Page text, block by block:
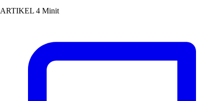
ARTIKEL 4 Minit